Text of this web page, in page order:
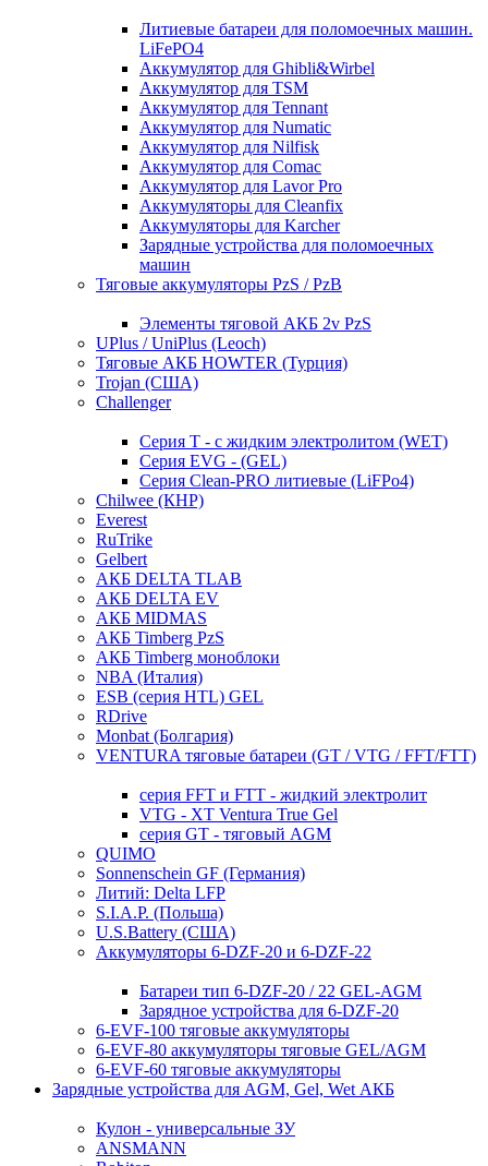
Литиевые батареи для поломоечных машин.
LiFePO4
Аккумулятор для Ghibli&Wirbel
Аккумулятор для TSM
Аккумулятор для Tennant
Аккумулятор для Numatic
Аккумулятор для Nilfisk
Аккумулятор для Comac
Аккумулятор для Lavor Pro
Аккумуляторы для Cleanfix
Аккумуляторы для Karcher
Зарядные устройства для поломоечных
машин
Тяговые аккумуляторы PzS / PzB
Элементы тяговой АКБ 2v PzS
UPlus / UniPlus (Leoch)
Тяговые АКБ HOWTER (Турция)
Trojan (США)
Challenger
Серия T - с жидким электролитом (WET)
Серия EVG - (GEL)
Серия Clean-PRO литиевые (LiFPo4)
Chilwee (КНР)
Everest
RuTrike
Gelbert
АКБ DELTA TLAB
АКБ DELTA EV
АКБ MIDMAS
АКБ Timberg PzS
АКБ Timberg моноблоки
NBA (Италия)
ESB (серия HTL) GEL
RDrive
Monbat (Болгария)
VENTURA тяговые батареи (GT / VTG / FFT/FTT)
серия FFT и FTT - жидкий электролит
VTG - XT Ventura True Gel
серия GT - тяговый AGM
QUIMO
Sonnenschein GF (Германия)
Литий: Delta LFP
S.I.A.P. (Польша)
U.S.Battery (США)
Аккумуляторы 6-DZF-20 и 6-DZF-22
Батареи тип 6-DZF-20 / 22 GEL-AGM
Зарядное устройства для 6-DZF-20
6-EVF-100 тяговые аккумуляторы
6-EVF-80 аккумуляторы тяговые GEL/AGM
6-EVF-60 тяговые аккумуляторы
Зарядные устройства для AGM, Gel, Wet АКБ
Кулон - универсальные ЗУ
ANSMANN